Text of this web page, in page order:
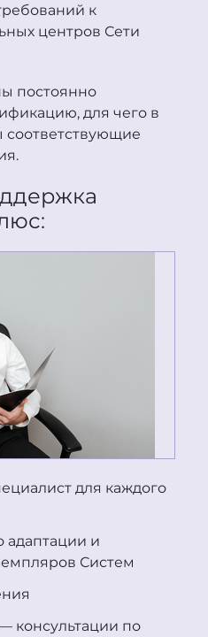
к
центров Сети
постоянно
для чего в
соответствующие
:
для каждого
адаптации и
Систем
консультации по